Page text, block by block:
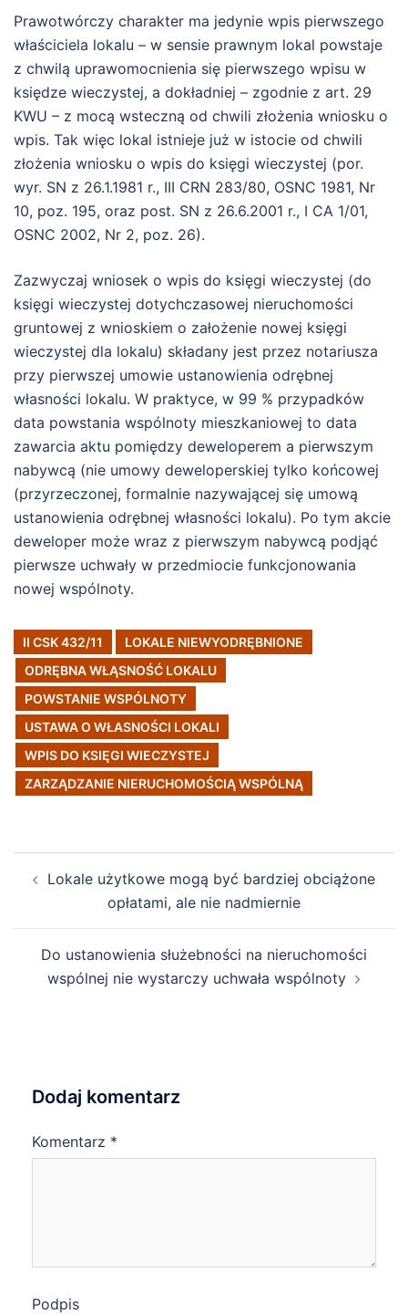
Prawotwórczy charakter ma jedynie wpis pierwszego
właściciela lokalu – w sensie prawnym lokal powstaje
z chwilą uprawomocnienia się pierwszego wpisu w
księdze wieczystej, a dokładniej – zgodnie z art. 29
KWU – z mocą wsteczną od chwili złożenia wniosku o
wpis. Tak więc lokal istnieje już w istocie od chwili
złożenia wniosku o wpis do księgi wieczystej (por.
wyr. SN z 26.1.1981 r., III CRN 283/80, OSNC 1981, Nr
10, poz. 195, oraz post. SN z 26.6.2001 r., I CA 1/01,
OSNC 2002, Nr 2, poz. 26).
Zazwyczaj wniosek o wpis do księgi wieczystej (do
księgi wieczystej dotychczasowej nieruchomości
gruntowej z wnioskiem o założenie nowej księgi
wieczystej dla lokalu) składany jest przez notariusza
przy pierwszej umowie ustanowienia odrębnej
własności lokalu. W praktyce, w 99 % przypadków
data powstania wspólnoty mieszkaniowej to data
zawarcia aktu pomiędzy deweloperem a pierwszym
nabywcą (nie umowy deweloperskiej tylko końcowej
(przyrzeczonej, formalnie nazywającej się umową
ustanowienia odrębnej własności lokalu). Po tym akcie
deweloper może wraz z pierwszym nabywcą podjąć
pierwsze uchwały w przedmiocie funkcjonowania
nowej wspólnoty.
II CSK 432/11
LOKALE NIEWYODRĘBNIONE
ODRĘBNA WŁĄSNOŚĆ LOKALU
POWSTANIE WSPÓLNOTY
USTAWA O WŁASNOŚCI LOKALI
WPIS DO KSIĘGI WIECZYSTEJ
ZARZĄDZANIE NIERUCHOMOŚCIĄ WSPÓLNĄ
navigation
Lokale użytkowe mogą być bardziej obciążone
opłatami, ale nie nadmiernie
Do ustanowienia służebności na nieruchomości
wspólnej nie wystarczy uchwała wspólnoty
Dodaj komentarz
Komentarz *
Podpis